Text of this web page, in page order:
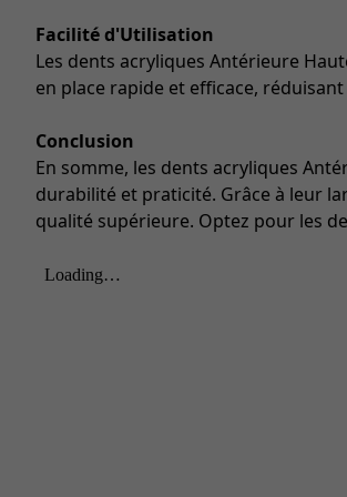
Facilité d'Utilisation
Les dents acryliques Antérieure
en place rapide et efficace,
Conclusion
En somme, les dents acryliques
durabilité et praticité. Grâce à leur
qualité supérieure. Optez pour les